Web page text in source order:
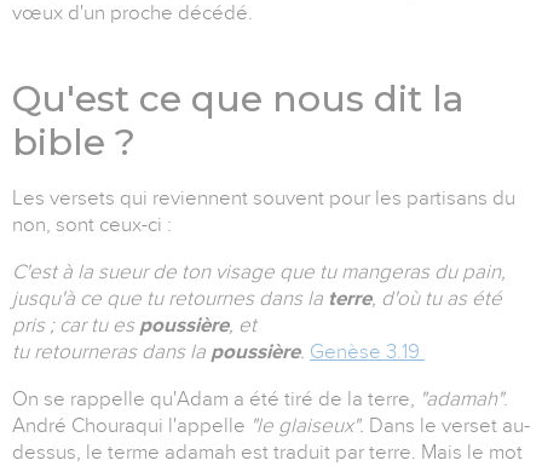
vœux d'un proche décédé.
Qu'est ce que nous dit la
bible ?
Les versets qui reviennent souvent pour les partisans du
non, sont ceux-ci :
C'est à la sueur de ton visage que tu mangeras du pain,
jusqu'à ce que tu retournes dans la terre, d'où tu as été
pris ; car tu es poussière, et
tu retourneras dans la poussière. Genèse 3.19
On se rappelle qu'Adam a été tiré de la terre, "adamah".
André Chouraqui l'appelle "le glaiseux". Dans le verset au-
dessus, le terme adamah est traduit par terre. Mais le mot